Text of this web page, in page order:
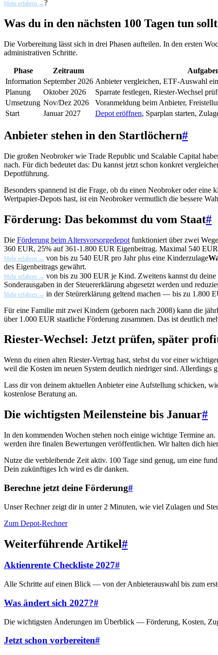
Mehr erfahren →?
Was du in den nächsten 100 Tagen tun
Die Vorbereitung lässt sich in drei Phasen aufteilen. In den ersten
administrativen Schritte.
Phase Zeitraum
Information September 2026 Anbieter vergleichen, ETF-Auswahl
Planung
Oktober 2026
Sparrate festlegen, Riester-Wechsel
Umsetzung Nov/Dez 2026
Voranmeldung beim Anbieter,
Start
Januar 2027 Depot eröffnen, Sparplan starten,
Anbieter stehen in den Startlöchern#
Die großen Neobroker wie Trade Republic und Scalable Capital
nach. Für dich bedeutet das: Du kannst jetzt schon konkret
Depotführung.
Besonders spannend ist die Frage, ob du einen Neobroker oder
Wertpapier-Depots hast, ist ein Neobroker vermutlich die bessere
Förderung: Das bekommst du vom Staat#
Die Förderung beim Altersvorsorgedepot funktioniert über zwei
360 EUR, 25% auf 361-1.800 EUR Eigenbeitrag. Maximal 540 EUR
Mehr erfahren → von bis zu 540 EUR pro Jahr plus eine Kinderzulage
des Eigenbeitrags gewährt.
Mehr erfahren → von bis zu 300 EUR je Kind. Zweitens kannst du deine
Sonderausgaben in der Steuererklärung abgesetzt werden und
Mehr erfahren → in der Steürerklärung geltend machen — bis zu 1.800
Für eine Familie mit zwei Kindern (geboren nach 2008) kann die
über 1.000 EUR staatliche Förderung zusammen. Das ist deutlich
Riester-Wechsel: Jetzt prüfen, später
Wenn du einen alten Riester-Vertrag hast, stehst du vor einer
weil die Kosten im neuen System deutlich niedriger sind. Allerdings
Lass dir von deinem aktuellen Anbieter eine Aufstellung schicken,
kostenlose Beratung an.
Die wichtigsten Meilensteine bis Januar#
In den kommenden Wochen stehen noch einige wichtige Termine
werden ihre finalen Bewertungen veröffentlichen. Wir halten dich
Nutze die verbleibende Zeit aktiv. 100 Tage sind genug, um eine
Dein zukünftiges Ich wird es dir danken.
Berechne jetzt deine Förderung#
Unser Rechner zeigt dir in unter 2 Minuten, wie viel Zulagen und
Zum Depot-Rechner
Weiterführende Artikel#
Aktienrente Checkliste 2027#
Alle Schritte auf einen Blick — von der Anbieterauswahl bis zum
Was ändert sich 2027?#
Die wichtigsten Änderungen im Überblick — Förderung, Kosten,
Jetzt schon vorbereiten#